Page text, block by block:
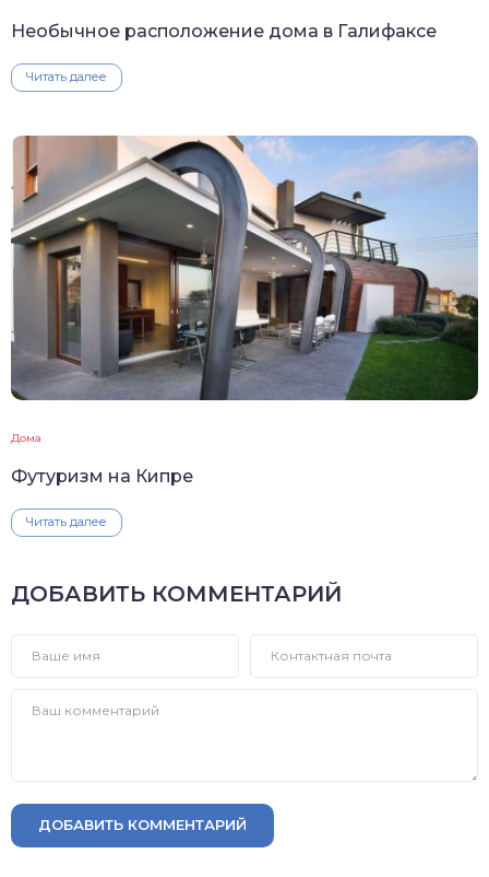
Необычное расположение дома в Галифаксе
Читать далее
Дома
Футуризм на Кипре
Читать далее
ДОБАВИТЬ КОММЕНТАРИЙ
ДОБАВИТЬ КОММЕНТАРИЙ